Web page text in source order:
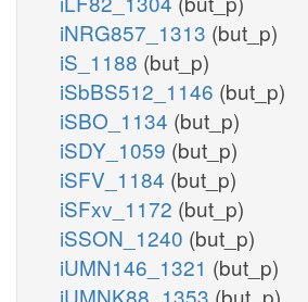
iNRG857_1313 (but_p)
iS_1188 (but_p)
iSbBS512_1146 (but_p)
iSBO_1134 (but_p)
iSDY_1059 (but_p)
iSFV_1184 (but_p)
iSFxv_1172 (but_p)
iSSON_1240 (but_p)
iUMN146_1321 (but_p)
iUMNK88_1353 (but_p)